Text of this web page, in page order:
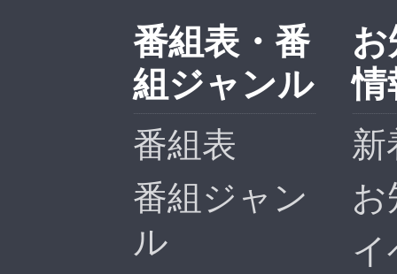
番組表・番
組ジャンル
番組表
番組ジャン
ル
情
新
お
イ